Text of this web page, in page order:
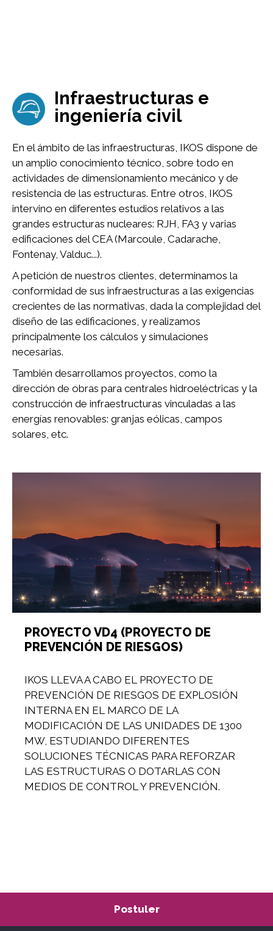
Imagen
Infraestructuras e
ingeniería civil
En el ámbito de las infraestructuras, IKOS dispone de
un amplio conocimiento técnico, sobre todo en
actividades de dimensionamiento mecánico y de
resistencia de las estructuras. Entre otros, IKOS
intervino en diferentes estudios relativos a las
grandes estructuras nucleares: RJH, FA3 y varias
edificaciones del CEA (Marcoule, Cadarache,
Fontenay, Valduc...).
A petición de nuestros clientes, determinamos la
conformidad de sus infraestructuras a las exigencias
crecientes de las normativas, dada la complejidad del
diseño de las edificaciones, y realizamos
principalmente los cálculos y simulaciones
necesarias.
También desarrollamos proyectos, como la
dirección de obras para centrales hidroeléctricas y la
construcción de infraestructuras vinculadas a las
energías renovables: granjas eólicas, campos
solares, etc.
PROYECTO VD4 (PROYECTO DE
PREVENCIÓN DE RIESGOS)
IKOS LLEVA A CABO EL PROYECTO DE
PREVENCIÓN DE RIESGOS DE EXPLOSIÓN
INTERNA EN EL MARCO DE LA
MODIFICACIÓN DE LAS UNIDADES DE 1300
MW, ESTUDIANDO DIFERENTES
SOLUCIONES TÉCNICAS PARA REFORZAR
LAS ESTRUCTURAS O DOTARLAS CON
MEDIOS DE CONTROL Y PREVENCIÓN.
Postuler